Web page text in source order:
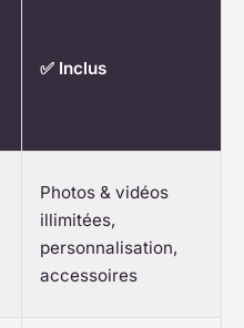
✅ Inclus
Photos & vidéos
illimitées,
personnalisation,
accessoires